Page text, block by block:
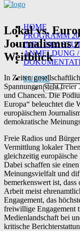
HOME
PROGRAMM
INFO 2026
ANMELDUNG
SUCHE
Lokal vs.
Journalismus
Weitblick
In Zeiten
Spannungen steht
und Chancen. Die
Europa“ beleuchtet die
europäischem
demokratische
Freie Radios und
Vermittlung lokaler
gleichzeitig
Dabei schaffen sie
Meinungsvielfalt und
bemerkenswert ist,
Arbeit meist
Engagement, das
freiwillige Engagement
Medienlandschaft bei
kritische